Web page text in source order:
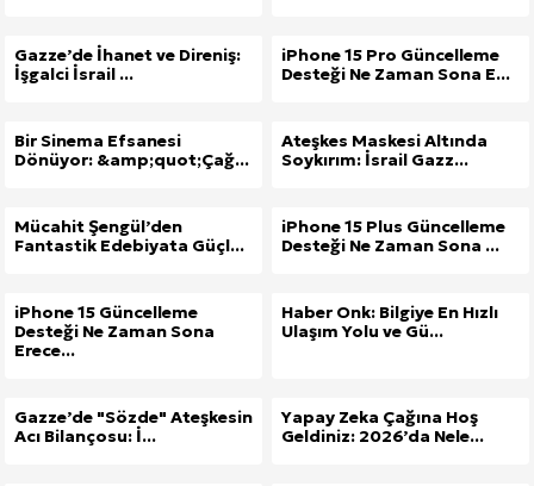
Gazze’de İhanet ve Direniş:
İşgalci İsrail ...
iPhone 15 Pro Güncelleme
Desteği Ne Zaman Sona E...
Bir Sinema Efsanesi
Dönüyor: &amp;quot;Çağ...
Ateşkes Maskesi Altında
Soykırım: İsrail Gazz...
Mücahit Şengül’den
Fantastik Edebiyata Güçl...
iPhone 15 Plus Güncelleme
Desteği Ne Zaman Sona ...
iPhone 15 Güncelleme
Desteği Ne Zaman Sona
Erece...
Haber Onk: Bilgiye En Hızlı
Ulaşım Yolu ve Gü...
Gazze’de "Sözde" Ateşkesin
Acı Bilançosu: İ...
Yapay Zeka Çağına Hoş
Geldiniz: 2026’da Nele...